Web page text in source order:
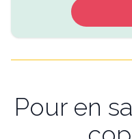
Pour en